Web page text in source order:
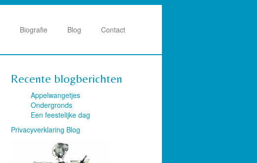
Biografie Blog Contact
Recente blogberichten
Appelwangetjes
Ondergronds
Een feestelijke dag
Privacyverklaring Blog